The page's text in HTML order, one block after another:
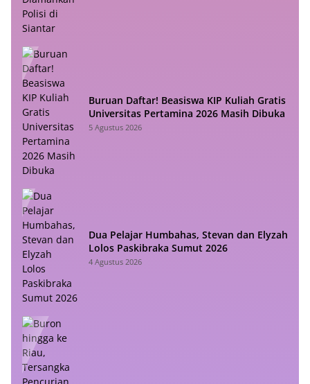
Buruan Daftar! Beasiswa KIP Kuliah Gratis
Universitas Pertamina 2026 Masih Dibuka
5 Agustus 2026
Dua Pelajar Humbahas, Stevan dan Elyzah
Lolos Paskibraka Sumut 2026
4 Agustus 2026